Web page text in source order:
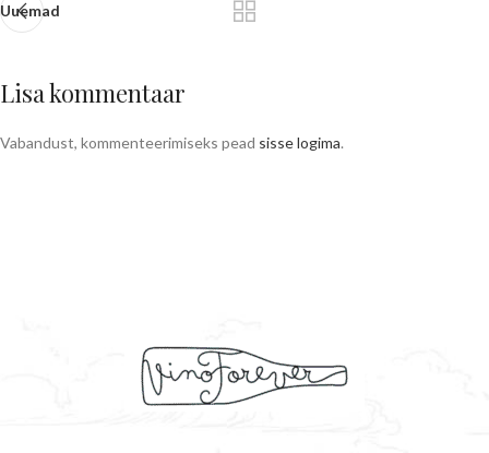
Uuemad
Lisa kommentaar
Vabandust, kommenteerimiseks pead sisse logima.